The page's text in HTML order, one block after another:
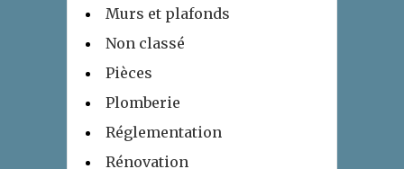
Murs et plafonds
Non classé
Pièces
Plomberie
Réglementation
Rénovation